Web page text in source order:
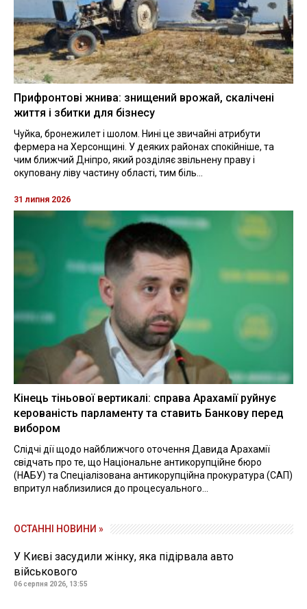
Прифронтові жнива: знищений врожай, скалічені
життя і збитки для бізнесу
Чуйка, бронежилет і шолом. Нині це звичайні атрибути
фермера на Херсонщині. У деяких районах спокійніше, та
чим ближчий Дніпро, який розділяє звільнену праву і
окуповану ліву частину області, тим біль...
31 липня 2026
Кінець тіньової вертикалі: справа Арахамії руйнує
керованість парламенту та ставить Банкову перед
вибором
Слідчі дії щодо найближчого оточення Давида Арахамії
свідчать про те, що Національне антикорупційне бюро
(НАБУ) та Спеціалізована антикорупційна прокуратура (САП)
впритул наблизилися до процесуального...
ОСТАННІ НОВИНИ »
У Києві засудили жінку, яка підірвала авто
військового
06 серпня 2026, 13:55